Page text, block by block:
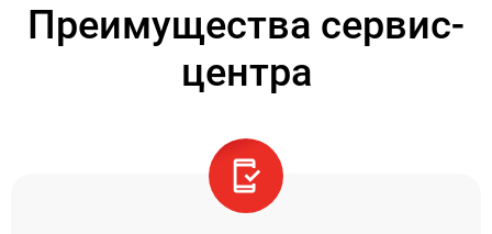
Преимущества сервис-
центра